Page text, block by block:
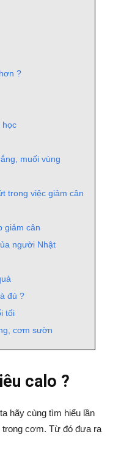
?
học
muối vùng
trong việc giảm cân
giảm cân
người Nhật
đủ ?
tối
cơm sườn
calo ?
hãy cùng tìm hiểu lần
cơm. Từ đó đưa ra